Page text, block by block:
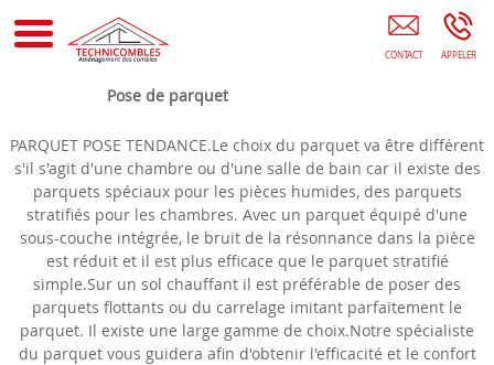
Aménagement Des Combles Orléans Isolation Des Combles
Pose de parquet
PARQUET POSE TENDANCE.Le choix du parquet va être différent
s'il s'agit d'une chambre ou d'une salle de bain car il existe des
parquets spéciaux pour les pièces humides, des parquets
stratifiés pour les chambres. Avec un parquet équipé d'une
sous-couche intégrée, le bruit de la résonnance dans la pièce
est réduit et il est plus efficace que le parquet stratifié
simple.Sur un sol chauffant il est préférable de poser des
parquets flottants ou du carrelage imitant parfaitement le
parquet. Il existe une large gamme de choix.Notre spécialiste
du parquet vous guidera afin d'obtenir l'efficacité et le confort